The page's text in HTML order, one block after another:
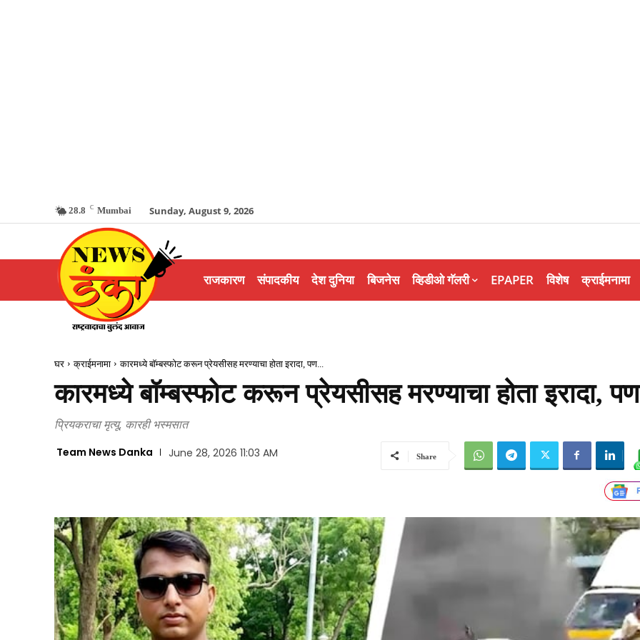
28.8 C Mumbai Sunday, August 9, 2026
राजकारण संपादकीय देश दुनिया बिजनेस व्हिडीओ गॅलरी EPAPER विशेष क्राईमनामा
घर क्राईमनामा कारमध्ये बॉम्बस्फोट करून प्रेयसीसह मरण्याचा होता इरादा, पण...
कारमध्ये बॉम्बस्फोट करून प्रेयसीसह मरण्याचा होता इरादा,
प्रियकराचा मृत्यू, कारही भस्मसात
Team News Danka June 28, 2026 11:03 AM Share